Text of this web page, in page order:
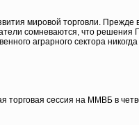
мировой торговли. Прежде
сомневаются, что решения
аграрного сектора
торговая сессия на ММВБ в